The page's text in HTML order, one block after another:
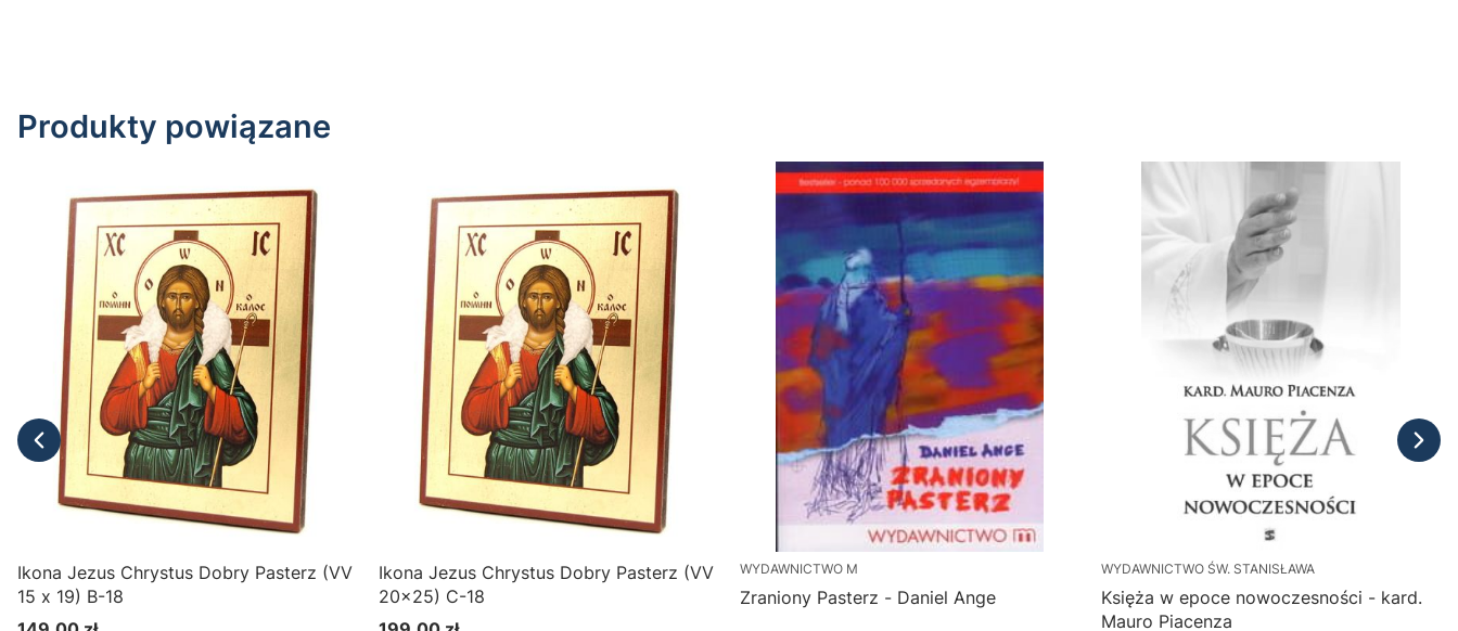
Produkty powiązane
Ikona Jezus Chrystus Dobry Pasterz (VV
15 x 19) B-18
Ikona Jezus Chrystus Dobry Pasterz (VV
20x25) C-18
WYDAWNICTWO M
Zraniony Pasterz - Daniel Ange
WYDAWNICTWO ŚW. STANISŁAWA
Księża w epoce nowoczesności - kard.
Mauro Piacenza